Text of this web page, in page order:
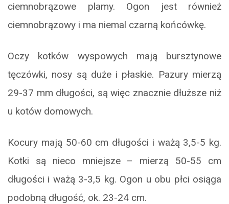
ciemnobrązowe plamy. Ogon jest również
ciemnobrązowy i ma niemal czarną końcówkę.
Oczy kotków wyspowych mają bursztynowe
tęczówki, nosy są duże i płaskie. Pazury mierzą
29-37 mm długości, są więc znacznie dłuższe niż
u kotów domowych.
Kocury mają 50-60 cm długości i ważą 3,5-5 kg.
Kotki są nieco mniejsze – mierzą 50-55 cm
długości i ważą 3-3,5 kg. Ogon u obu płci osiąga
podobną długość, ok. 23-24 cm.